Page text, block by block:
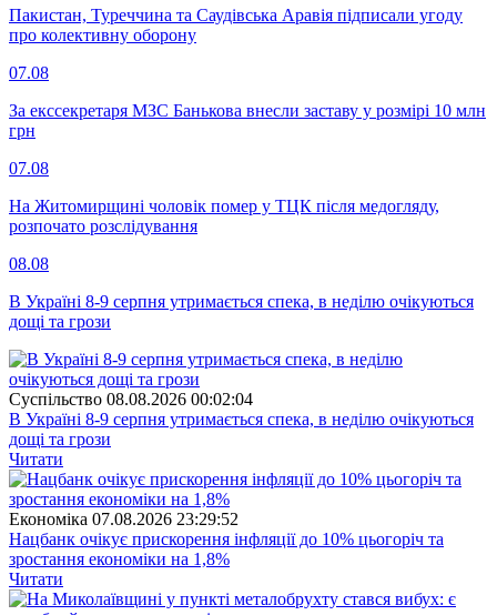
Пакистан, Туреччина та Саудівська Аравія підписали угоду
про колективну оборону
07.08
За екссекретаря МЗС Банькова внесли заставу у розмірі 10 млн
грн
07.08
На Житомирщині чоловік помер у ТЦК після медогляду,
розпочато розслідування
08.08
В Україні 8-9 серпня утримається спека, в неділю очікуються
дощі та грози
Суспiльство 08.08.2026 00:02:04
В Україні 8-9 серпня утримається спека, в неділю очікуються
дощі та грози
Читати
Економіка 07.08.2026 23:29:52
Нацбанк очікує прискорення інфляції до 10% цьогоріч та
зростання економіки на 1,8%
Читати